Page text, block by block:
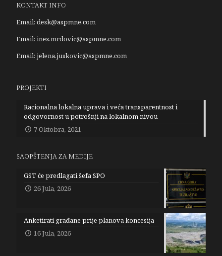
KONTAKT INFO
Email: desk@aspmne.com
Email: ines.mrdovic@aspmne.com
Email: jelena.juskovic@aspmne.com
PROJEKTI
Racionalna lokalna uprava i veća transparentnost i
odgovornost u potrošnji na lokalnom nivou
7 Oktobra, 2021
SAOPŠTENJA ZA MEDIJE
GST će predlagati šefa SPO
26 Jula, 2026
Anketirati građane prije planova koncesija
16 Jula, 2026